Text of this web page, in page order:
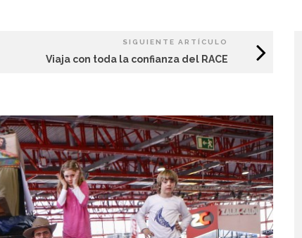
SIGUIENTE ARTÍCULO
Viaja con toda la confianza del RACE